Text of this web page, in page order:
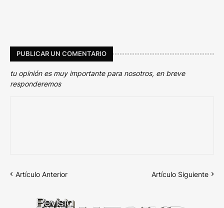
PUBLICAR UN COMENTARIO
tu opinión es muy importante para nosotros, en breve
responderemos
Artículo Anterior Artículo Siguiente